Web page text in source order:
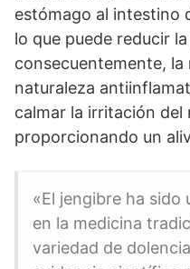
estómago al intestino
lo que puede reducir
consecuentemente, la
naturaleza
calmar la irritación
proporcionando un
«El jengibre ha
en la medicina
variedad de